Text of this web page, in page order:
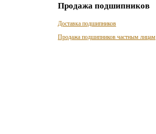
Продажа подшипников
Доставка подшипников
Продажа подшипников частным лицам